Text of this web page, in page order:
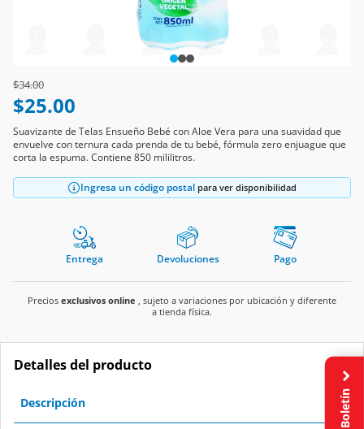
Price reduced from
$34.00to
$25.00
Suavizante de Telas Ensueño Bebé con Aloe Vera para una suavidad que
envuelve con ternura cada prenda de tu bebé, fórmula zero enjuague que
corta la espuma. Contiene 850 mililitros.
Ingresa un código postal para ver disponibilidad
Entrega Devoluciones Pago
Precios exclusivos online , sujeto a variaciones por ubicación y diferente
a tienda física.
Detalles del producto
Descripción Boletín